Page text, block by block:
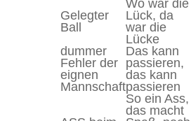
Gelegter
Ball
Wo war die
Lück, da
war die
Lücke
dummer
Fehler der
eignen
Mannschaft
Das kann
passieren,
das kann
passieren
So ein Ass,
das macht